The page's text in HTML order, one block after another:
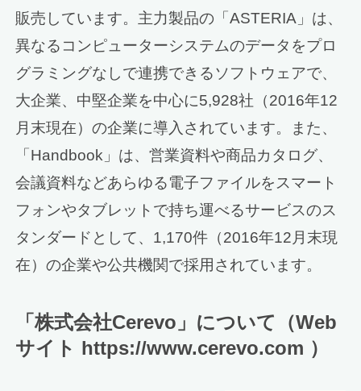
販売しています。主力製品の「ASTERIA」は、
異なるコンピューターシステムのデータをプロ
グラミングなしで連携できるソフトウェアで、
大企業、中堅企業を中心に5,928社（2016年12
月末現在）の企業に導入されています。また、
「Handbook」は、営業資料や商品カタログ、
会議資料などあらゆる電子ファイルをスマート
フォンやタブレットで持ち運べるサービスのス
タンダードとして、1,170件（2016年12月末現
在）の企業や公共機関で採用されています。
「株式会社Cerevo」について（Web
サイト https://www.cerevo.com ）